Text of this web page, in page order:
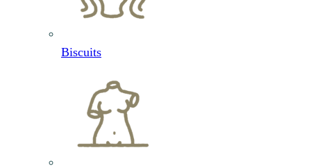
Biscuits